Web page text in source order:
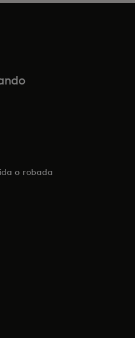
o robada
nueva
en una pestaña nueva